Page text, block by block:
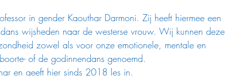
in gender Kaouthar Darmoni. Zij heeft hiermee een
wijsheden naar de westerse vrouw. Wij kunnen deze
zowel als voor onze emotionele, mentale en
of de godinnendans genoemd.
en geeft hier sinds 2018 les in.